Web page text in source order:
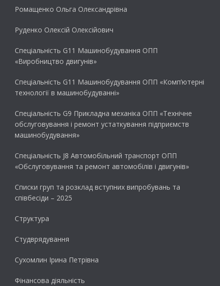
Ромащенко Ольга Олександрівна
Руденко Олексій Олексійович
Спеціальність G11 Машинобудування ОПП
«Виробництво двигунів»
Спеціальність G11 Машинобудування ОПП «Комп’ютерні
технології в машинобудуванні»
Спеціальність G9 Прикладна механіка ОПП «Технічне
обслуговування і ремонт устаткування підприємств
машинобудування»
Спеціальність J8 Автомобільний транспорт ОПП
«Обслуговування та ремонт автомобілів і двигунів»
Списки груп та розклад вступних випробувань та
співбесіди – 2025
Структура
Студврядування
Сухомлин Ірина Петрівна
Фінансова діяльність